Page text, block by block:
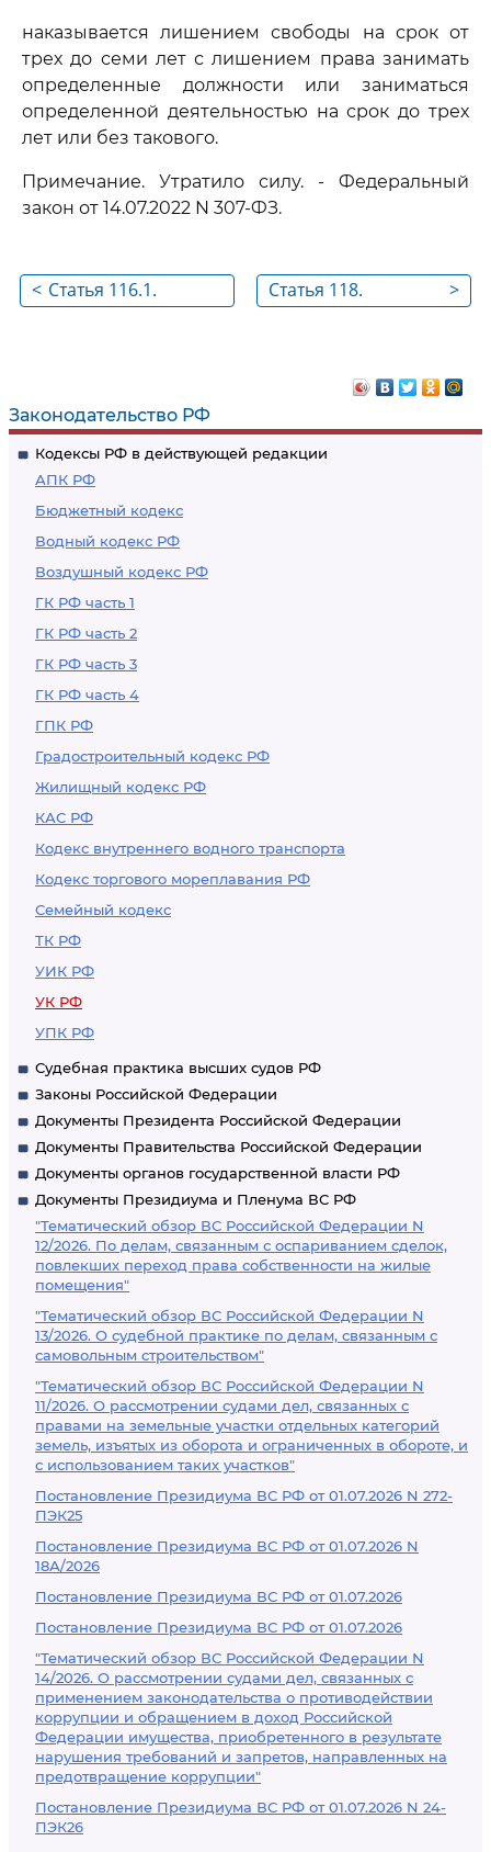
Законодательство РФ
Кодексы РФ в действующей редакции
АПК РФ
Бюджетный кодекс
Водный кодекс РФ
Воздушный кодекс РФ
ГК РФ часть 1
ГК РФ часть 2
ГК РФ часть 3
ГК РФ часть 4
ГПК РФ
Градостроительный кодекс РФ
Жилищный кодекс РФ
КАС РФ
Кодекс внутреннего водного транспорта
Кодекс торгового мореплавания РФ
Семейный кодекс
ТК РФ
УИК РФ
УК РФ
УПК РФ
Судебная практика высших судов РФ
Законы Российской Федерации
Документы Президента Российской Федерации
Документы Правительства Российской Федерации
Документы органов государственной власти РФ
Документы Президиума и Пленума ВС РФ
"Тематический обзор ВС Российской Федерации N
12/2026. По делам, связанным с оспариванием сделок,
повлекших переход права собственности на жилые
помещения"
"Тематический обзор ВС Российской Федерации N
13/2026. О судебной практике по делам, связанным с
самовольным строительством"
"Тематический обзор ВС Российской Федерации N
11/2026. О рассмотрении судами дел, связанных с
правами на земельные участки отдельных категорий
земель, изъятых из оборота и ограниченных в обороте, и
с использованием таких участков"
Постановление Президиума ВС РФ от 01.07.2026 N 272-
ПЭК25
Постановление Президиума ВС РФ от 01.07.2026 N
18А/2026
Постановление Президиума ВС РФ от 01.07.2026
Постановление Президиума ВС РФ от 01.07.2026
"Тематический обзор ВС Российской Федерации N
14/2026. О рассмотрении судами дел, связанных с
применением законодательства о противодействии
коррупции и обращением в доход Российской
Федерации имущества, приобретенного в результате
нарушения требований и запретов, направленных на
предотвращение коррупции"
Постановление Президиума ВС РФ от 01.07.2026 N 24-
ПЭК26
наказывается лишением свободы на срок от
трех до семи лет с лишением права занимать
определенные должности или заниматься
определенной деятельностью на срок до трех
лет или без такового.
Примечание. Утратило силу. - Федеральный
закон от 14.07.2022 N 307-ФЗ.
< Статья 116.1.
административному
наказанию или
имеющим судимость
>
Статья 118.
здоровью по
неосторожности